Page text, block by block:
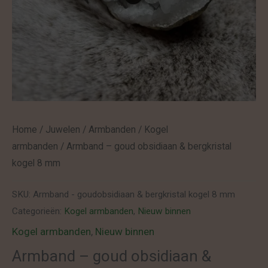
Home / Juwelen / Armbanden / Kogel
armbanden / Armband – goud obsidiaan & bergkristal
kogel 8 mm
SKU: Armband - goudobsidiaan & bergkristal kogel 8 mm
Categorieën: Kogel armbanden, Nieuw binnen
Kogel armbanden, Nieuw binnen
Armband – goud obsidiaan &